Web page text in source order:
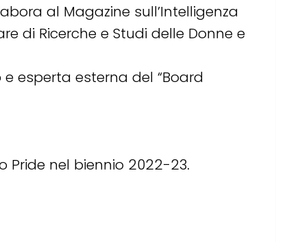
al Magazine sull’Intelligenza
di Ricerche e Studi delle Donne e
esperta esterna del “Board
Pride nel biennio 2022-23.